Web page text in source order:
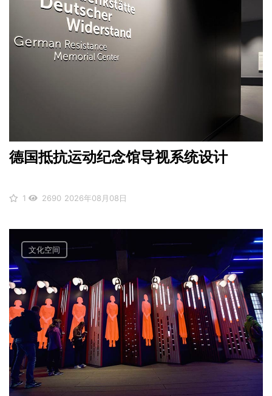
德国抵抗运动纪念馆导视系统设计
1 2690 2026年08月08日
文化空间